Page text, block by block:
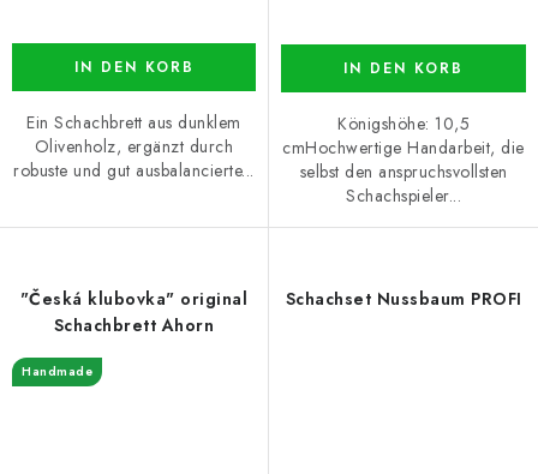
IN DEN KORB
Ein Schachbrett aus dunklem
Olivenholz, ergänzt durch
robuste und gut ausbalancierte...
IN DEN KORB
Königshöhe: 10,5
cmHochwertige Handarbeit, die
selbst den anspruchsvollsten
Schachspieler...
"Česká klubovka" original
Schachbrett Ahorn
Handmade
Schachset Nussbaum PROFI